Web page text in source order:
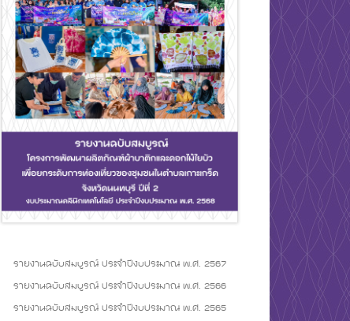
รายงานฉบับสมบูรณ์ ประจำปีงบประมาณ พ.ศ. 2567
รายงานฉบับสมบูรณ์ ประจำปีงบประมาณ พ.ศ. 2566
รายงานฉบับสมบูรณ์ ประจำปีงบประมาณ พ.ศ. 2565